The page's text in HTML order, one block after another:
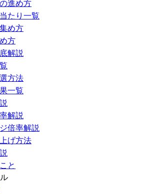
進め方
たり一覧
め方
方
解説
方法
一覧
解説
倍率解説
げ方法
と